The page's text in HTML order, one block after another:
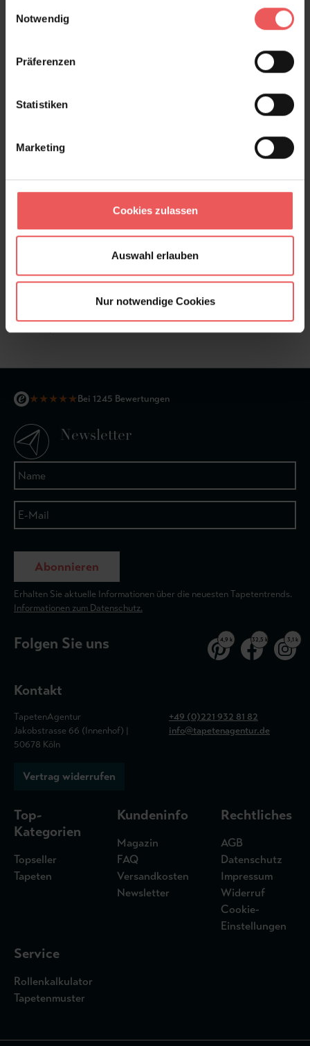
Notwendig
Präferenzen
Statistiken
Marketing
Cookies zulassen
Auswahl erlauben
Nur notwendige Cookies
★★★★★Bei 1245 Bewertungen
Newsletter
Abonnieren
Erhalten Sie aktuelle Informationen über die neuesten Tapetentrends.
Informationen zum Datenschutz.
Folgen Sie uns 4,9 k 32,5 k 3,1 k
Kontakt
TapetenAgentur
Jakobstrasse 66 (Innenhof) |
50678 Köln
+49 (0)221 932 81 82
info@tapetenagentur.de
Vertrag widerrufen
Top-
Kategorien
Topseller
Tapeten
Kundeninfo
Magazin
FAQ
Versandkosten
Newsletter
Rechtliches
AGB
Datenschutz
Impressum
Widerruf
Cookie-
Einstellungen
Service
Rollenkalkulator
Tapetenmuster